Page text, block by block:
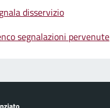
disservizio
segnalazioni pervenute